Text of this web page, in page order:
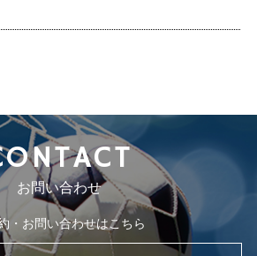
お問い合わせ
・お問い合わせはこちら